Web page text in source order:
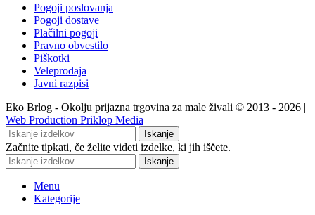
Pogoji poslovanja
Pogoji dostave
Plačilni pogoji
Pravno obvestilo
Piškotki
Veleprodaja
Javni razpisi
Eko Brlog - Okolju prijazna trgovina za male živali © 2013 - 2026 |
Web Production Priklop Media
Iskanje
Začnite tipkati, če želite videti izdelke, ki jih iščete.
Iskanje
Menu
Kategorije